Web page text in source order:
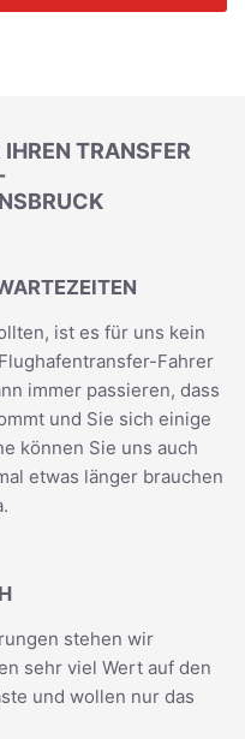
TRANSFER
ist es für uns kein
Fahrer
immer passieren, dass
und Sie sich einige
können Sie uns auch
etwas länger brauchen
stehen wir
sehr viel Wert auf den
und wollen nur das